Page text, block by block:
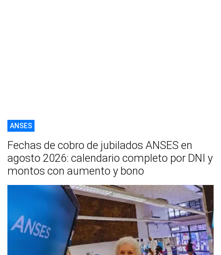
ANSES
Fechas de cobro de jubilados ANSES en
agosto 2026: calendario completo por DNI y
montos con aumento y bono